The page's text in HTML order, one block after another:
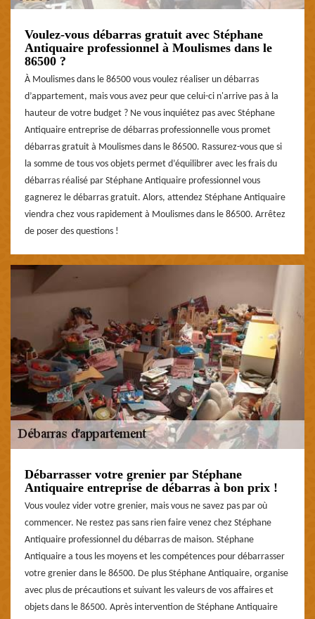
Voulez-vous débarras gratuit avec Stéphane
Antiquaire professionnel à Moulismes dans le
86500 ?
À Moulismes dans le 86500 vous voulez réaliser un débarras
d’appartement, mais vous avez peur que celui-ci n'arrive pas à la
hauteur de votre budget ? Ne vous inquiétez pas avec Stéphane
Antiquaire entreprise de débarras professionnelle vous promet
débarras gratuit à Moulismes dans le 86500. Rassurez-vous que si
la somme de tous vos objets permet d’équilibrer avec les frais du
débarras réalisé par Stéphane Antiquaire professionnel vous
gagnerez le débarras gratuit. Alors, attendez Stéphane Antiquaire
viendra chez vous rapidement à Moulismes dans le 86500. Arrêtez
de poser des questions !
Débarrasser votre grenier par Stéphane
Antiquaire entreprise de débarras à bon prix !
Vous voulez vider votre grenier, mais vous ne savez pas par où
commencer. Ne restez pas sans rien faire venez chez Stéphane
Antiquaire professionnel du débarras de maison. Stéphane
Antiquaire a tous les moyens et les compétences pour débarrasser
votre grenier dans le 86500. De plus Stéphane Antiquaire, organise
avec plus de précautions et suivant les valeurs de vos affaires et
objets dans le 86500. Après intervention de Stéphane Antiquaire